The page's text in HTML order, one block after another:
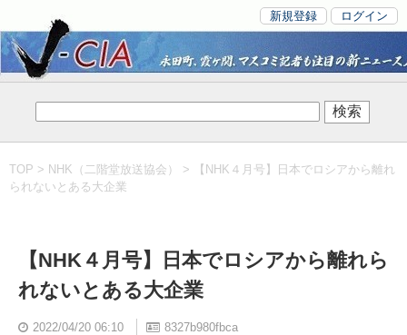
新規登録 ログイン
TOP > NHK（二階堂放送協会）
> 【NHK４月号】日本でロシアから離れ
られないとある大企業
【NHK４月号】日本でロシアから離れら
れないとある大企業
2022/04/20 06:10 8327b980fbca